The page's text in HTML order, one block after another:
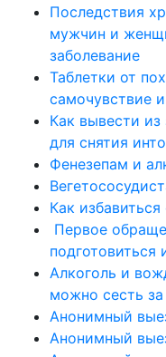
Последствия
мужчин и
заболевание
Таблетки от
самочувствие
Как вывести
для снятия
Фенезепам и
Как
Первое
подготовиться
Алкоголь и
можно сесть за
Анонимный
Анонимный